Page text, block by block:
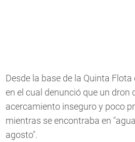
Desde la base de la Quinta
en el cual denunció que un dron
acercamiento inseguro y poco
mientras se encontraba en
agosto".